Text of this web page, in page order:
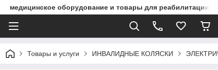
медицинское оборудование и товары для реабилитации
Товары и услуги ИНВАЛИДНЫЕ КОЛЯСКИ